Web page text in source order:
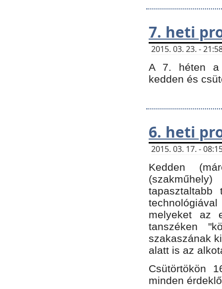
7. heti
2015. 03. 23. -
A 7. héten a
kedden és
6. heti
2015. 03. 17. -
Kedden
tapasztaltabb
melyeket az
tanszéken
szakaszának
alatt is az
Csütörtökön
minden